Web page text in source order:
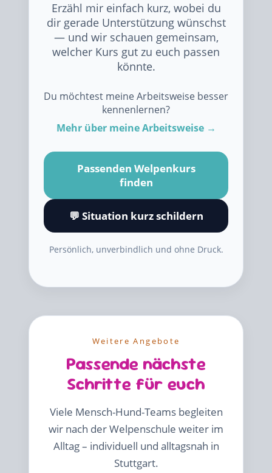
Erzähl mir einfach kurz, wobei du
dir gerade Unterstützung wünschst
— und wir schauen gemeinsam,
welcher Kurs gut zu euch passen
könnte.
Du möchtest meine Arbeitsweise besser
kennenlernen?
Mehr über meine Arbeitsweise →
Passenden Welpenkurs
finden
💬 Situation kurz schildern
Persönlich, unverbindlich und ohne Druck.
Weitere Angebote
Passende nächste
Schritte für euch
Viele Mensch-Hund-Teams begleiten
wir nach der Welpenschule weiter im
Alltag – individuell und alltagsnah in
Stuttgart.